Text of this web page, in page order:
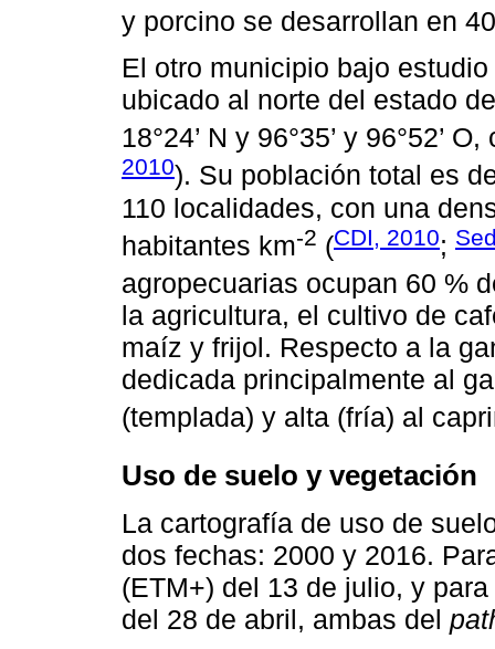
y porcino se desarrollan en
El otro municipio bajo
ubicado al norte del estado
18°24’ N y 96°35’ y 96°52’
2010). Su población total es
110 localidades, con una
habitantes km-2 (CDI, 2010;
agropecuarias ocupan 60 %
la agricultura, el cultivo de
maíz y frijol. Respecto a la
dedicada principalmente al
(templada) y alta (fría) al
Uso de suelo y vegetación
La cartografía de uso de
dos fechas: 2000 y 2016.
(ETM+) del 13 de julio, y
del 28 de abril, ambas del